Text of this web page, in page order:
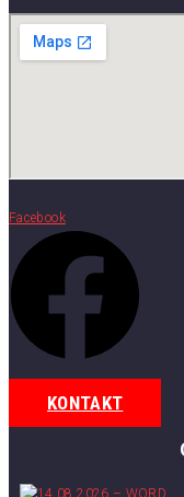
Facebook
KONTAKT